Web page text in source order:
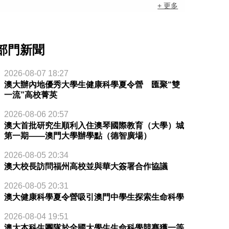
+ 更多
門新聞
2026-08-07 18:27
澳大辦內地優秀大學生健康科學夏令營 匯聚“雙
一流”高校菁英
2026-08-06 20:57
澳大首批研究生順利入住澳琴國際教育（大學）城
第一期——澳門大學辦學點（德智廣場）
2026-08-05 20:34
澳大校長訪問福州高校並與華大簽署合作協議
2026-08-05 20:31
澳大健康科學夏令營吸引澳門中學生探索生命科學
2026-08-04 19:51